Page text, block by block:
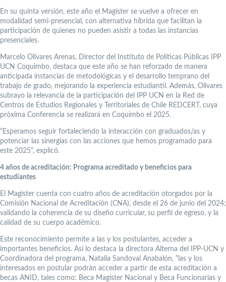
En su quinta versión, este año el Magíster se vuelve a ofrecer en
modalidad semi-presencial, con alternativa híbrida que facilitan la
participación de quienes no pueden asistir a todas las instancias
presenciales.
Marcelo Olivares Arenas, Director del Instituto de Políticas Públicas IPP
UCN Coquimbo, destaca que este año se han reforzado de manera
anticipada instancias de metodológicas y el desarrollo temprano del
trabajo de grado, mejorando la experiencia estudiantil. Además, Olivares
subrayo la relevancia de la participación del IPP UCN en la Red de
Centros de Estudios Regionales y Territoriales de Chile REDCERT, cuya
próxima Conferencia se realizará en Coquimbo el 2025.
“Esperamos seguir fortaleciendo la interacción con graduados/as y
potenciar las sinergias con las acciones que hemos programado para
este 2025”, explicó.
4 años de acreditación: Programa acreditado y beneficios para
estudiantes
El Magister cuenta con cuatro años de acreditación otorgados por la
Comisión Nacional de Acreditación (CNA), desde el 26 de junio del 2024;
validando la coherencia de su diseño curricular, su perfil de egreso, y la
calidad de su cuerpo académico.
Este reconocimiento permite a las y los postulantes, acceder a
importantes beneficios. Así lo destaca la directora Alterna del IPP-UCN y
Coordinadora del programa, Natalia Sandoval Anabalón, “las y los
interesados en postular podrán acceder a partir de esta acreditación a
becas ANID, tales como: Beca Magíster Nacional y Beca Funcionarias y